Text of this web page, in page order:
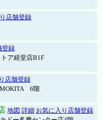
店舗登録
登録
ア経堂店B1F
店舗登録
6階
地図 詳細 お気に入り店舗登録